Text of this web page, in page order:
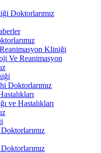
Doktorlarımız
Kliniği
Ve Reanimasyon
Doktorlarımız
ve Hastalıkları